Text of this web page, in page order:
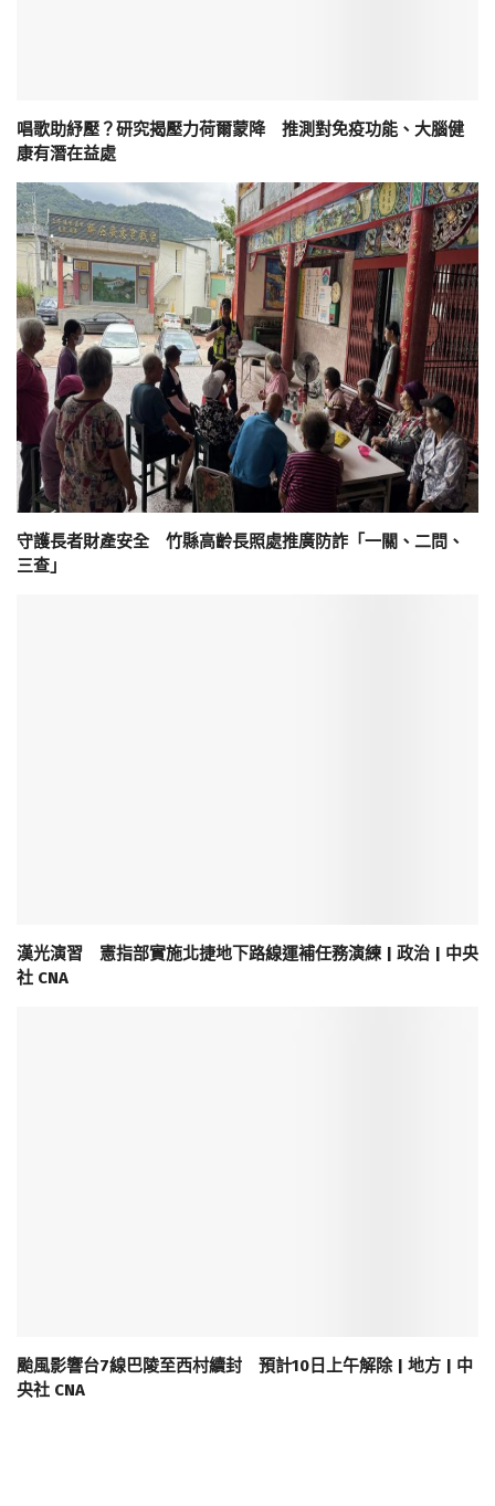
唱歌助紓壓？研究揭壓力荷爾蒙降 推測對免疫功能、大腦健
康有潛在益處
守護長者財產安全 竹縣高齡長照處推廣防詐「一關、二問、
三查」
漢光演習 憲指部實施北捷地下路線運補任務演練 | 政治 | 中央
社 CNA
颱風影響台7線巴陵至西村續封 預計10日上午解除 | 地方 | 中
央社 CNA